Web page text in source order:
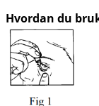
Hvordan du